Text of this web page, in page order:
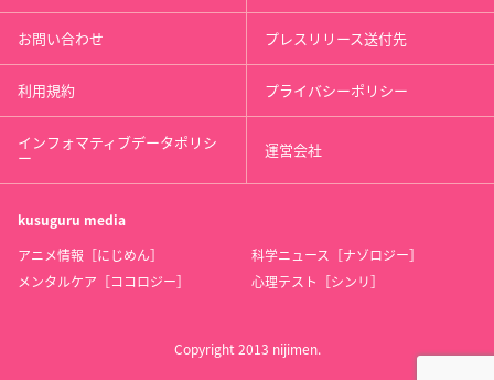
お問い合わせ プレスリリース送付先
利用規約 プライバシーポリシー
インフォマティブデータポリシ
ー 運営会社
kusuguru media
アニメ情報［にじめん］
科学ニュース［ナゾロジー］
メンタルケア［ココロジー］
心理テスト［シンリ］
Copyright 2013 nijimen.